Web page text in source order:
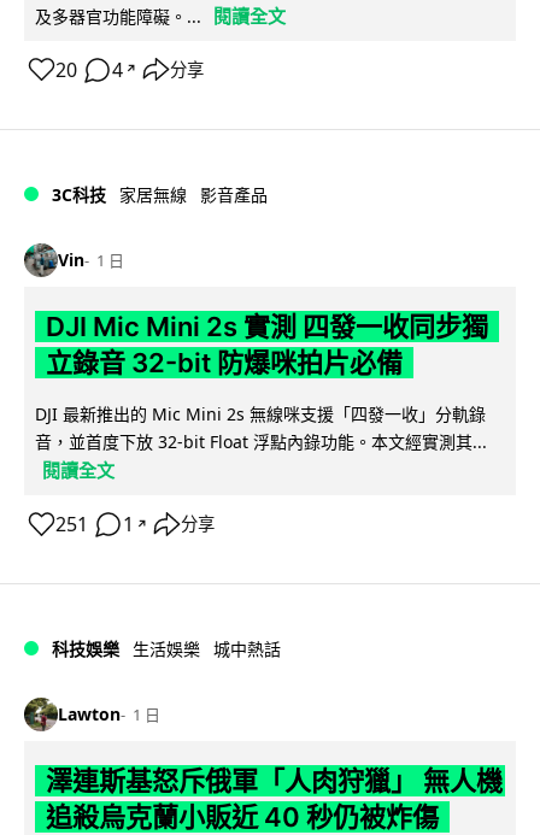
及多器官功能障礙。...
閱讀全文
20 4 ↗ 分享
3C科技 家居無線 影音產品
Vin 1 日
DJI Mic Mini 2s 實測 四發一收同步獨
立錄音 32-bit 防爆咪拍片必備
DJI 最新推出的 Mic Mini 2s 無線咪支援「四發一收」分軌錄
音，並首度下放 32-bit Float 浮點內錄功能。本文經實測其...
閱讀全文
251 1 ↗ 分享
科技娛樂 生活娛樂 城中熱話
Lawton 1 日
澤連斯基怒斥俄軍「人肉狩獵」 無人機
追殺烏克蘭小販近 40 秒仍被炸傷